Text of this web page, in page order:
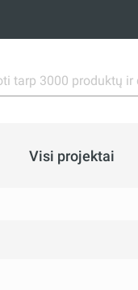
Visi projektai